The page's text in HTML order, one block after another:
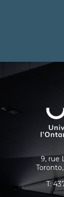
et
9, rue
T: